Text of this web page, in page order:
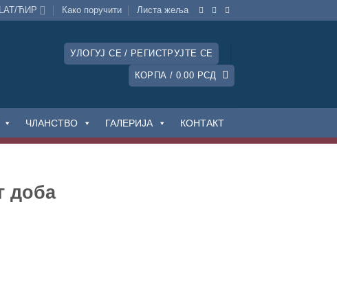
LAT/ЋИР Како поручити Листa жеља
УЛОГУЈ СЕ / РЕГИСТРУЈТЕ СЕ
КОРПА / 0.00 РСД
ЧЛАНСТВО ГАЛЕРИЈА КОНТАКТ
доба